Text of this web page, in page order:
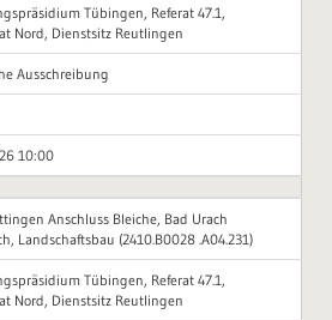
Tübingen, Referat 47.1,
Nord, Dienstsitz Reutlingen
Ausschreibung
10:00
Anschluss Bleiche, Bad Urach
Landschaftsbau (2410.B0028 .A04.231)
Tübingen, Referat 47.1,
Nord, Dienstsitz Reutlingen